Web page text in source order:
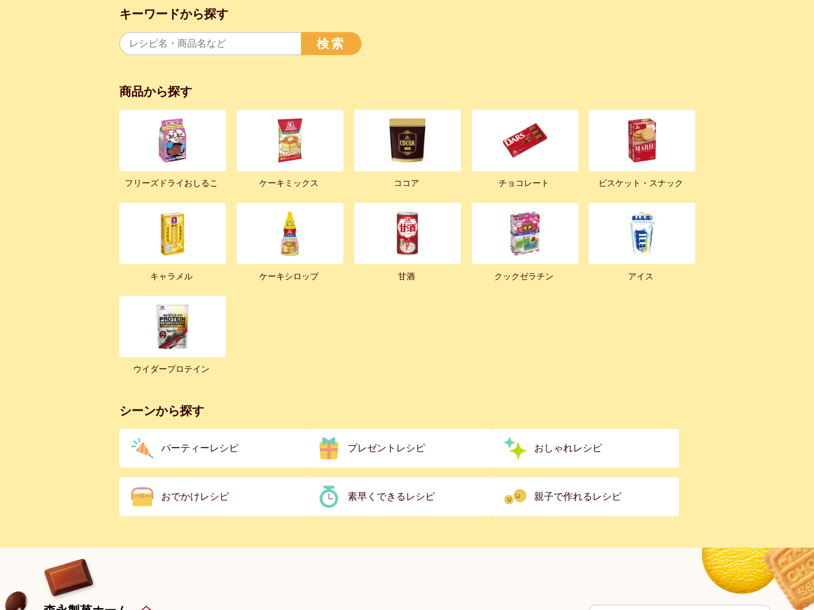
キーワードから探す
検索
商品から探す
フリーズドライおしるこ ケーキミックス ココア チョコレート ビスケット・スナック
キャラメル ケーキシロップ 甘酒 クックゼラチン アイス
ウイダープロテイン
シーンから探す
パーティーレシピ プレゼントレシピ おしゃれレシピ
おでかけレシピ 素早くできるレシピ 親子で作れるレシピ